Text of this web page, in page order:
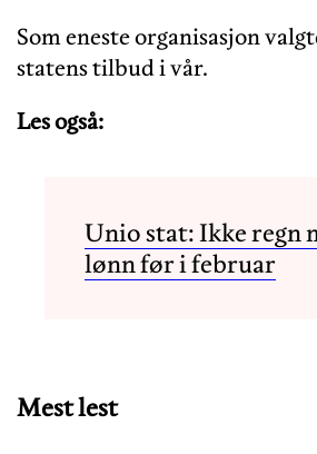
Som eneste organisasjon
statens tilbud i vår.
Les også:
Unio stat: Ikke regn
lønn før i februar
Mest lest